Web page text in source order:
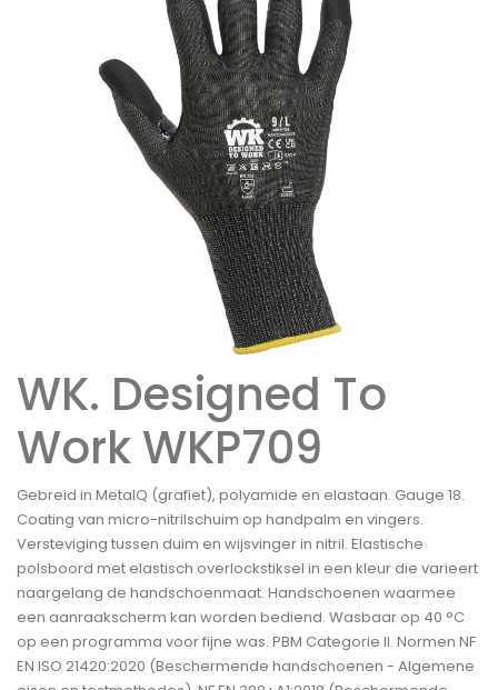
WK. Designed To
Work WKP709
Gebreid in MetalQ (grafiet), polyamide en elastaan. Gauge 18.
Coating van micro-nitrilschuim op handpalm en vingers.
Versteviging tussen duim en wijsvinger in nitril. Elastische
polsboord met elastisch overlockstiksel in een kleur die varieert
naargelang de handschoenmaat. Handschoenen waarmee
een aanraakscherm kan worden bediend. Wasbaar op 40 °C
op een programma voor fijne was. PBM Categorie II. Normen NF
EN ISO 21420:2020 (Beschermende handschoenen - Algemene